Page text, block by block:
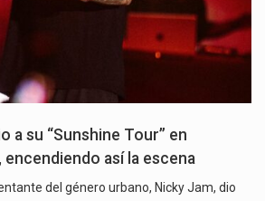
a su “Sunshine Tour” en
encendiendo así la escena
del género urbano, Nicky Jam, dio